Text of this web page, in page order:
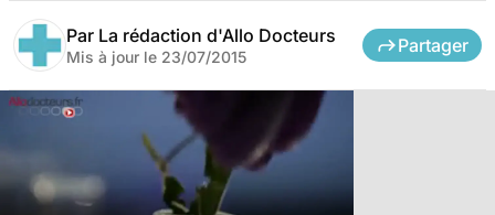
Par La rédaction d'Allo Docteurs
Mis à jour le 23/07/2015
Partager